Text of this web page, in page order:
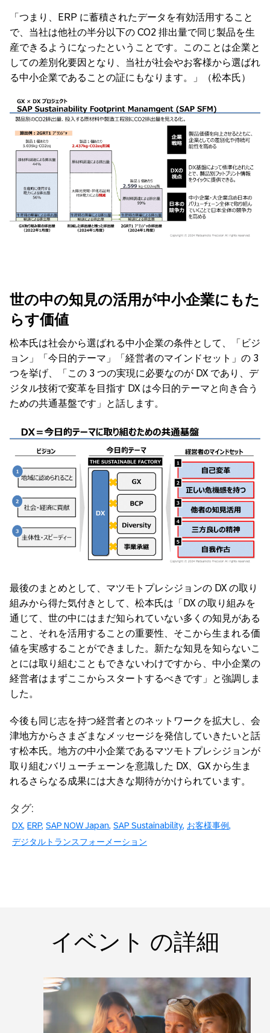
「つまり、ERP に蓄積されたデータを有効活用すること
で、当社は他社の半分以下の CO2 排出量で同じ製品を生
産できるようになったということです。このことは企業と
しての差別化要因となり、当社が社会やお客様から選ばれ
る中小企業であることの証にもなります。」（松本氏）
世の中の知見の活用が中小企業にもた
らす価値
松本氏は社会から選ばれる中小企業の条件として、「ビジ
ョン」「今日的テーマ」「経営者のマインドセット」の 3
つを挙げ、「この 3 つの実現に必要なのが DX であり、デ
ジタル技術で変革を目指す DX は今日的テーマと向き合う
ための共通基盤です」と話します。
最後のまとめとして、マツモトプレシジョンの DX の取り
組みから得た気付きとして、松本氏は「DX の取り組みを
通じて、世の中にはまだ知られていない多くの知見がある
こと、それを活用することの重要性、そこから生まれる価
値を実感することができました。新たな知見を知らないこ
とには取り組むこともできないわけですから、中小企業の
経営者はまずここからスタートするべきです」と強調しま
した。
今後も同じ志を持つ経営者とのネットワークを拡大し、会
津地方からさまざまなメッセージを発信していきたいと話
す松本氏。地方の中小企業であるマツモトプレシジョンが
取り組むバリューチェーンを意識した DX、GX から生ま
れるさらなる成果には大きな期待がかけられています。
タグ:
DX ERP SAP NOW Japan SAP Sustainability お客様事例
デジタルトランスフォーメーション
イベント の詳細